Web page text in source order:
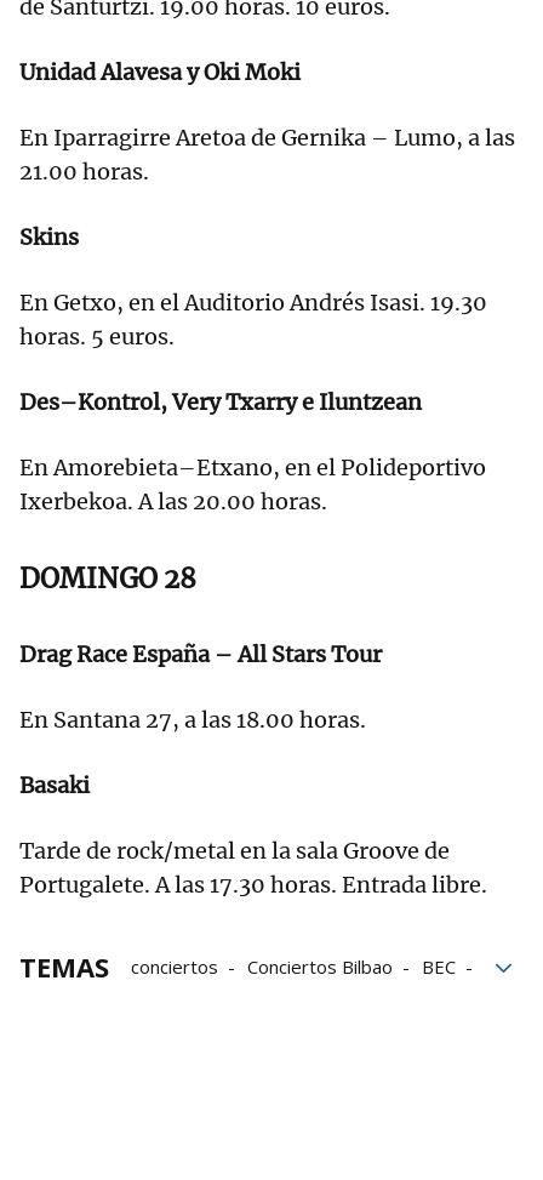
de Santurtzi. 19.00 horas. 10 euros.
Unidad Alavesa y Oki Moki
En Iparragirre Aretoa de Gernika – Lumo, a las
21.00 horas.
Skins
En Getxo, en el Auditorio Andrés Isasi. 19.30
horas. 5 euros.
Des–Kontrol, Very Txarry e Iluntzean
En Amorebieta–Etxano, en el Polideportivo
Ixerbekoa. A las 20.00 horas.
DOMINGO 28
Drag Race España – All Stars Tour
En Santana 27, a las 18.00 horas.
Basaki
Tarde de rock/metal en la sala Groove de
Portugalete. A las 17.30 horas. Entrada libre.
TEMAS conciertos Conciertos Bilbao
BEC